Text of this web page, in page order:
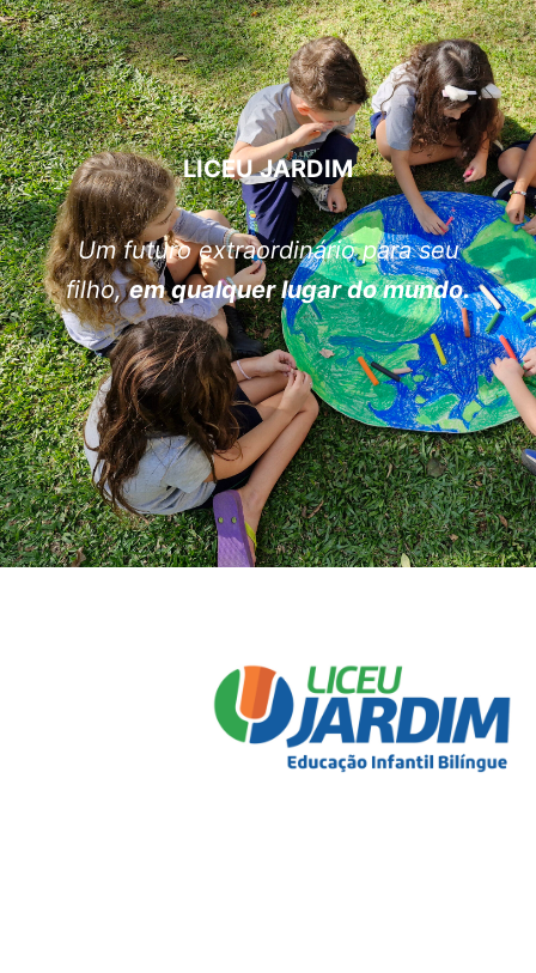
LICEU JARDIM
Um futuro extraordinário para seu
filho,em qualquer lugar do mundo.